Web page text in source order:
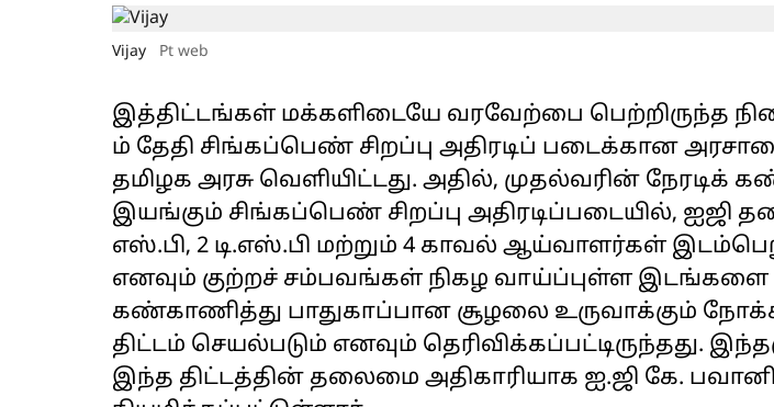
Vijay Pt web
இத்திட்டங்கள் மக்களிடையே வரவேற்பை பெற்றிருந்த
ம் தேதி சிங்கப்பெண் சிறப்பு அதிரடிப் படைக்கான
தமிழக அரசு வெளியிட்டது. அதில், முதல்வரின் நேரடிக்
இயங்கும் சிங்கப்பெண் சிறப்பு அதிரடிப்படையில், ஐஜி
எஸ்.பி, 2 டி.எஸ்.பி மற்றும் 4 காவல் ஆய்வாளர்கள்
எனவும் குற்றச் சம்பவங்கள் நிகழ வாய்ப்புள்ள இடங்களை
கண்காணித்து பாதுகாப்பான சூழலை உருவாக்கும்
திட்டம் செயல்படும் எனவும் தெரிவிக்கப்பட்டிருந்தது.
இந்த திட்டத்தின் தலைமை அதிகாரியாக ஐ.ஜி கே.